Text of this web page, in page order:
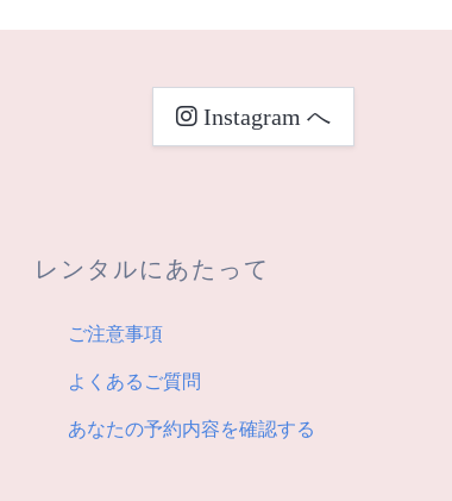
Instagram へ
レンタルにあたって
ご注意事項
よくあるご質問
あなたの予約内容を確認する